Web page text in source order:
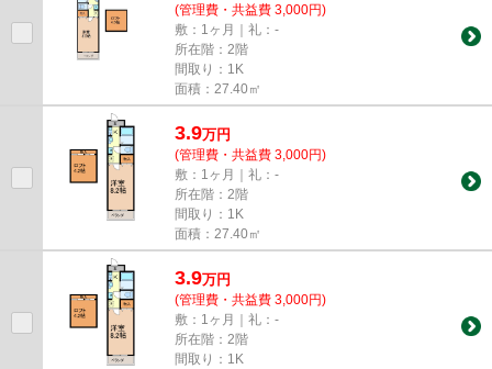
(管理費・共益費 3,000円)
敷：1ヶ月｜礼：-
所在階：2階
間取り：1K
面積：27.40㎡
3.9万円
(管理費・共益費 3,000円)
敷：1ヶ月｜礼：-
所在階：2階
間取り：1K
面積：27.40㎡
3.9万円
(管理費・共益費 3,000円)
敷：1ヶ月｜礼：-
所在階：2階
間取り：1K